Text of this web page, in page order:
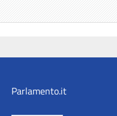
Parlamento.it